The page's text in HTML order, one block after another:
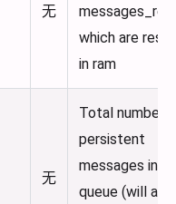
无
which are
in ram
无
Total number
persistent
messages in
queue (will